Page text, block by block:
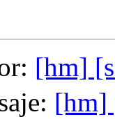
[hm]
[hm]